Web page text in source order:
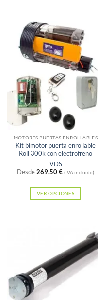
Sin existencias
MOTORES PUERTAS ENROLLABLES
Kit bimotor puerta enrollable
Roll 300k con electrofreno
VDS
Desde269,50€ (IVA incluido)
VER OPCIONES
múltiples
variantes.
Las
opciones
se